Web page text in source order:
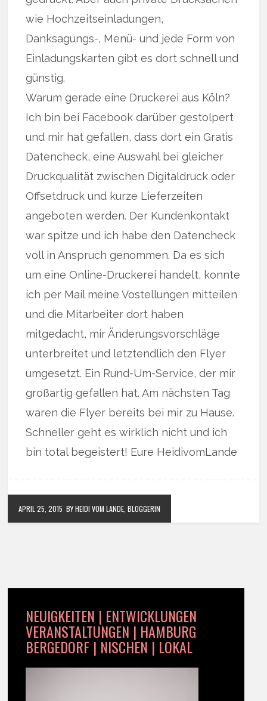
wie Hochzeitseinladungen,
Danksagungs-, Menü- und jede Form von
Einladungskarten gibt es dort schnell und
günstig.
Warum gerade eine Druckerei aus Köln?
Ich bin bei Facebook darüber gestolpert
und mir hat gefallen, dass dort ein Gratis
Datencheck, eine Auswahl bei gleicher
Druckqualität zwischen Digitaldruck oder
Offsetdruck und kurze Lieferzeiten
angeboten werden. Der Kundenkontakt
war spitze und ich habe den Datencheck
voll in Anspruch genommen. Da es sich
um eine Online-Druckerei handelt, konnte
ich per Mail meine Vostellungen mitteilen
und die Mitarbeiter dort haben
mitgedacht, mir Änderungsvorschläge
unterbreitet und letztendlich den Flyer
umgesetzt. Ein Rund-Um-Service, der mir
großartig gefallen hat. Am nächsten Tag
waren die Flyer bereits bei mir zu Hause.
Schneller geht es wirklich nicht und ich
bin total begeistert! Eure HeidivomLande
APRIL 25, 2015 BY HEIDI VOM LANDE, BLOGGERIN
NEUIGKEITEN | ENTWICKLUNGEN
VERANSTALTUNGEN | HAMBURG
BERGEDORF | NISCHEN | LOKAL